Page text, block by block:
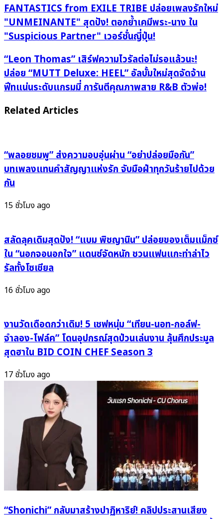
FANTASTICS
from
EXILE
TRIBE
ปล่อย
เพลง
รัก
ใหม่
สุด
เคมี
พระ-
นาง
ใน
"Suspicious
Partner"
ญี่ปุ่น!
FANTASTICS from EXILE TRIBE ปล่อยเพลงรักใหม่
"UNMEINANTE" สุดปัง! ตอกย้ำเคมีพระ-นาง ใน
"Suspicious Partner" เวอร์ชั่นญี่ปุ่น!
“Leon
Thomas”
เสิร์ฟ
ความ
ไว
รัล
รอ
แล้ว
นะ!
ปล่อย
“MUTT
อัลบั้ม
ใหม่
สุด
จัด
จ้าน
ระดับ
แก
รม
มี่
กา
รัน
“Leon Thomas” เสิร์ฟความไวรัลต่อไม่รอแล้วนะ!
ปล่อย “MUTT Deluxe: HEEL” อัลบั้มใหม่สุดจัดจ้าน
ฟีทแน่นระดับแกรมมี่ การันตีคุณภาพสาย R&B ตัวพ่อ!
Related Articles
“พลอยชมพู” ส่งความอบอุ่นผ่าน “อย่าปล่อยมือกัน”
บทเพลงแทนคำสัญญาแห่งรัก จับมือฝ่าทุกวันร้ายไปด้วย
กัน
15 ชั่วโมง ago
สลัดลุคเดิมสุดปัง! “แบม พิชญานิน” ปล่อยของเต็มแม็กซ์
ใน “นอกจอนอกใจ” แดนซ์จัดหนัก ชวนแฟนแกะท่าล่าไว
รัลทั้งโซเชียล
16 ชั่วโมง ago
งานวัดเดือดกว่าเดิม! 5 เชฟหนุ่ม “เทียน-นอท-กอล์ฟ-
จำลอง-โฟล์ค” โดนอุปกรณ์สุดป่วนเล่นงาน ลุ้นศึกประมูล
สุดฮาใน BID COIN CHEF Season 3
17 ชั่วโมง ago
“Shonichi” กลับมาสร้างปาฏิหาริย์! คลิปประสานเสียง